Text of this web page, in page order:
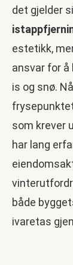
det gjelder
estetikk,
ansvar for
is og snø.
som krever
har lang
både
ivaretas